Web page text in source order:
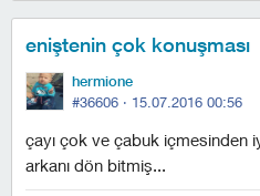
eniştenin çok konuşması
hermione
#36606 · 15.07.2016 00:56
çayı çok ve çabuk içmesinden
arkanı dön bitmiş...